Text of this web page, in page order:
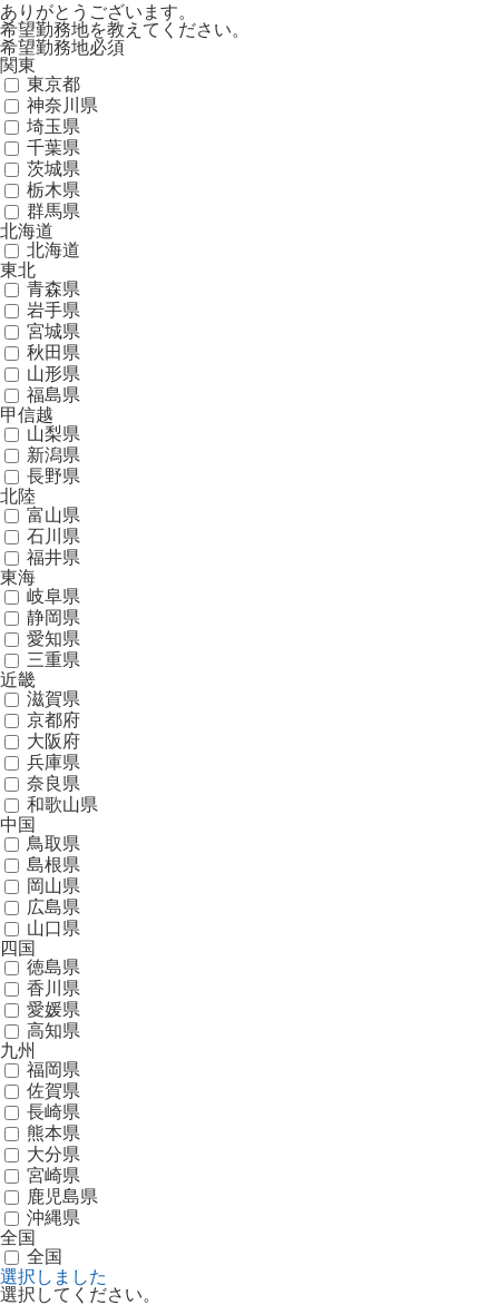
ありがとうございます。
希望勤務地を教えてください。
希望勤務地必須
関東
東京都
神奈川県
埼玉県
千葉県
茨城県
栃木県
群馬県
北海道
北海道
東北
青森県
岩手県
宮城県
秋田県
山形県
福島県
甲信越
山梨県
新潟県
長野県
北陸
富山県
石川県
福井県
東海
岐阜県
静岡県
愛知県
三重県
近畿
滋賀県
京都府
大阪府
兵庫県
奈良県
和歌山県
中国
鳥取県
島根県
岡山県
広島県
山口県
四国
徳島県
香川県
愛媛県
高知県
九州
福岡県
佐賀県
長崎県
熊本県
大分県
宮崎県
鹿児島県
沖縄県
全国
全国
選択しました
選択してください。